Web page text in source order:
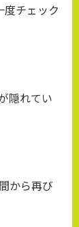
チェック
隠れてい
から再び